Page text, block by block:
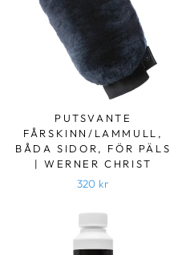
PUTSVANTE
FÅRSKINN/LAMMULL,
BÅDA SIDOR, FÖR PÄLS
| WERNER CHRIST
320 kr